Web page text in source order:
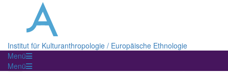
Institut für Kulturanthropologie / Europäische Ethnologie
Menü
Menü